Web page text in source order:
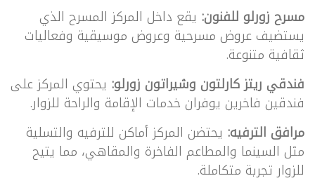
مسرح زورلو للفنون: يقع داخل المركز المسرح الذي
يستضيف عروض مسرحية وعروض موسيقية وفعاليات
ثقافية متنوعة.
فندقي ريتز كارلتون وشيراتون زورلو: يحتوي المركز على
فندقين فاخرين يوفران خدمات الإقامة والراحة للزوار.
مرافق الترفيه: يحتضن المركز أماكن للترفيه والتسلية
مثل السينما والمطاعم الفاخرة والمقاهي، مما يتيح
للزوار تجربة متكاملة.